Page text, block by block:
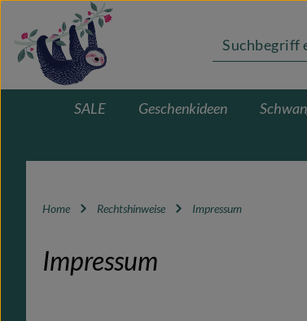
Hauptinhalt springen
Zur Suche springen
Zur Hauptnavigation springen
SALE Geschenkideen
Home Rechtshinweise Impressum
Impressum